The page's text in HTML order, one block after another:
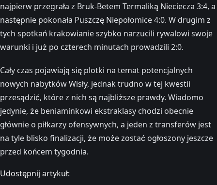
najpierw przegrała z Bruk-Betem Termaliką Nieciecza 3:4, a
następnie pokonała Puszczę Niepołomice 4:0. W drugim z
tych spotkań krakowianie szybko narzucili rywalowi swoje
warunki i już po czterech minutach prowadzili 2:0.
Cały czas pojawiają się plotki na temat potencjalnych
nowych nabytków Wisły, jednak trudno w tej kwestii
przesądzić, które z nich są najbliższe prawdy. Wiadomo
jedynie, że beniaminkowi ekstraklasy chodzi obecnie
głównie o piłkarzy ofensywnych, a jeden z transferów jest
na tyle blisko finalizacji, że może zostać ogłoszony jeszcze
przed końcem tygodnia.
Udostępnij artykuł: